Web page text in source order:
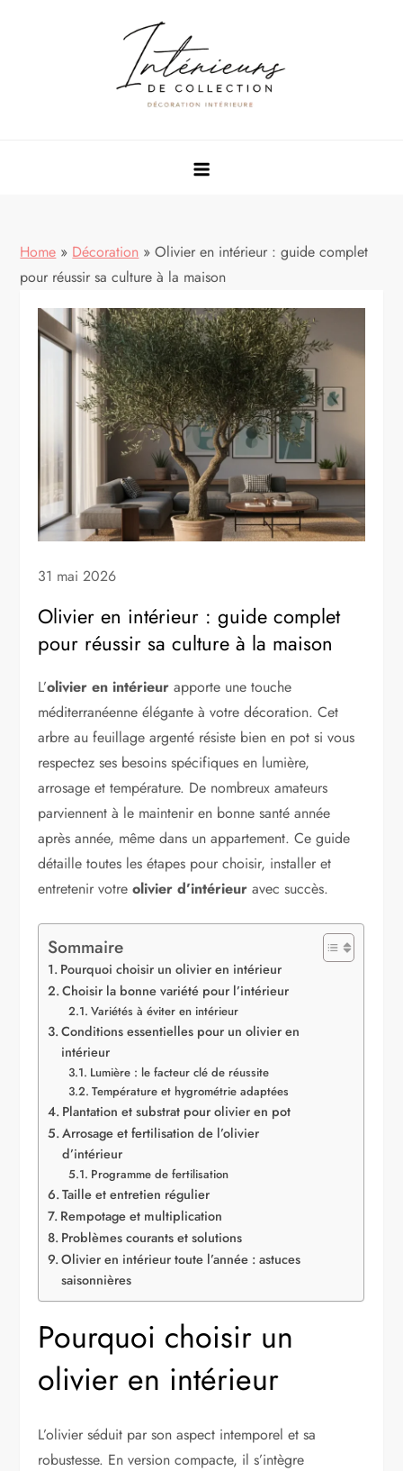
Home » Décoration » Olivier en intérieur : guide complet
pour réussir sa culture à la maison
31 mai 2026
Olivier en intérieur : guide complet
pour réussir sa culture à la maison
L’olivier en intérieur apporte une touche
méditerranéenne élégante à votre décoration. Cet
arbre au feuillage argenté résiste bien en pot si vous
respectez ses besoins spécifiques en lumière,
arrosage et température. De nombreux amateurs
parviennent à le maintenir en bonne santé année
après année, même dans un appartement. Ce guide
détaille toutes les étapes pour choisir, installer et
entretenir votreolivier d’intérieur avec succès.
Sommaire
Pourquoi choisir un olivier en intérieur
Choisir la bonne variété pour l’intérieur
Variétés à éviter en intérieur
Conditions essentielles pour un olivier en
intérieur
Lumière : le facteur clé de réussite
Température et hygrométrie adaptées
Plantation et substrat pour olivier en pot
Arrosage et fertilisation de l’olivier
d’intérieur
Programme de fertilisation
Taille et entretien régulier
Rempotage et multiplication
Problèmes courants et solutions
Olivier en intérieur toute l’année : astuces
saisonnières
Pourquoi choisir un
olivier en intérieur
L’olivier séduit par son aspect intemporel et sa
robustesse. En version compacte, il s’intègre